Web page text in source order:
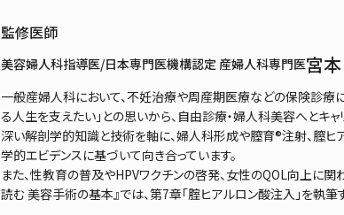
監修医師
美容婦人科指導医/日本専門医機構認定 産婦人科専門医宮
一般産婦人科において、不妊治療や周産期医療などの保険診療
る人生を支えたい」との思いから、自由診療・婦人科美容へとキ
深い解剖学的知識と技術を軸に、婦人科形成や膣育®注射、膣
学的エビデンスに基づいて向き合っています。
また、性教育の普及やHPVワクチンの啓発、女性のQOL向上に
読む 美容手術の基本』では、第7章「腟ヒアルロン酸注入」を執